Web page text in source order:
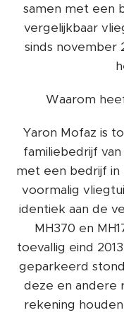
samen met een
vergelijkbaar
sinds november
Waarom
Yaron Mofaz is
familiebedrijf
met een bedrijf in
voormalig
identiek aan de
MH370 en
toevallig eind
geparkeerd
deze en andere
rekening